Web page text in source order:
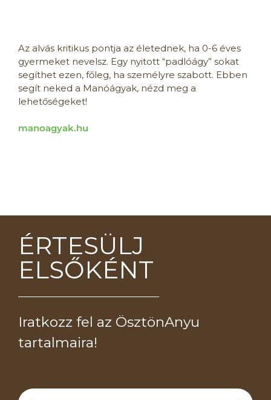
Az alvás kritikus pontja az életednek, ha 0-6 éves
gyermeket nevelsz. Egy nyitott “padlóágy” sokat
segíthet ezen, főleg, ha személyre szabott. Ebben
segít neked a Manóágyak, nézd meg a
lehetőségeket!
manoagyak.hu
ÉRTESÜLJ
ELSŐKÉNT
Iratkozz fel az ÖsztönAnyu
tartalmaira!